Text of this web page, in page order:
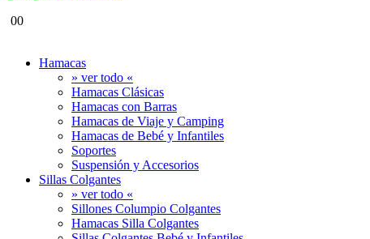
00
Hamacas
» ver todo «
Hamacas Clásicas
Hamacas con Barras
Hamacas de Viaje y Camping
Hamacas de Bebé y Infantiles
Soportes
Suspensión y Accesorios
Sillas Colgantes
» ver todo «
Sillones Columpio Colgantes
Hamacas Silla Colgantes